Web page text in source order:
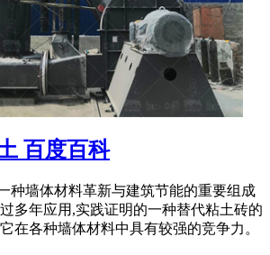
百度百科
种墙体材料革新与建筑节能的重要组成
多年应用,实践证明的一种替代粘土砖的
在各种墙体材料中具有较强的竞争力。